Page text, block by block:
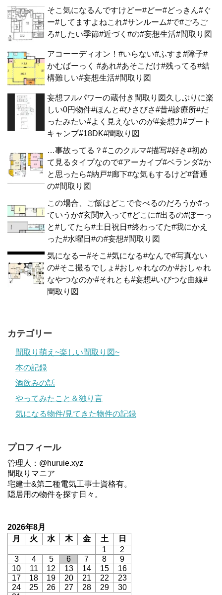
そこ気になるんですけどー#どー#どっきん#ぐ
ー#してますよねこれ#サンルーム#で#ごろご
ろ#したい季節#近づく#の#妄想生活#間取り図
アコーーディオン！#いらない#ふすま#障子#
かむばーっく #あれ#あそこだけ#残ってる#結
構難しい#妄想生活#間取り図
妄想フルパワーの蔵付き間取り図久しぶりに楽
しい0円物件#ほんと#ひさびさ#昔#診療所#だ
ったみたい#よく見えないのが#妄想力#ブート
キャンプ#18DK#間取り図
…事故ってる？#このクルマ#描写#好き#初め
て見るタイプなので#アーカイブ#ベランダ#か
と思ったら#納戸#廊下#な気もするけど#普通
の#間取り図
この場合、ご飯はどこで食べるのだろうか#っ
ていうか#玄関#入って#どこに#出るの#ぼーっ
と#してたら#土日祝日#終わってた#我にかえ
った#水曜日#の#妄想#間取り図
気になるー#そこ#気になる#なんで#写真ない
の#そこ撮るでしょ#おしゃれなのか#おしゃれ
なやつなのか#それとも#妄想#いびつな曲線#
間取り図
カテゴリー
間取り萌え~楽しい間取り図~
本の記録
酒飲みの話
やってみたこと＆独り言
気になる物件/見てきた物件の記録
プロフィール
管理人：@huruie.xyz
間取りマニア
宅建士&第二種電気工事士資格有。
隠居用の物件を探す日々。
2026年8月
月
火 水 木 金 土
日
1
2
3
4 5 6 7 8
9
10
11 12 13 14 15
16
17
18 19 20 21 22
23
24
25 26 27 28 29
30